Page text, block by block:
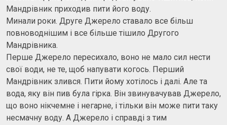
Мандрівник приходив пити його воду.
Минали роки. Друге Джерело ставало все більш
повноводнішим і все більше тішило Другого
Мандрівника.
Перше Джерело пересихало, воно не мало сил нести
свої води, не те, щоб напувати когось. Перший
Мандрівник злився. Пити йому хотілось і далі. Але та
вода, яку він пив була гірка. Він звинувачував Джерело,
що воно нікчемне і негарне, і тільки він може пити таку
несмачну воду. А Джерело і справді з тим